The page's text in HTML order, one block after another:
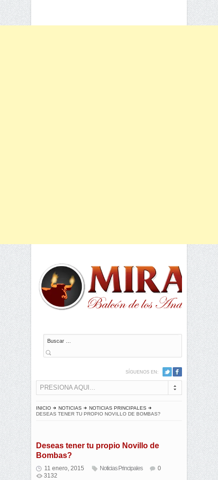
Buscar
SÍGUENOS EN:
PRESIONA AQUI...
INICIO NOTICIAS
NOTICIAS PRINCIPALES
DESEAS TENER TU PROPIO NOVILLO DE BOMBAS?
Deseas tener tu propio Novillo de
Bombas?
11 enero, 2015 Noticias Principales
0
3132